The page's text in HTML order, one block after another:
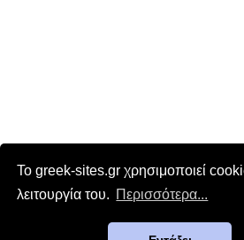
Το greek-sites.gr χρησιμοποιεί
λειτουργία του. Περισσότερα...
Επικοινωνία|Όροι